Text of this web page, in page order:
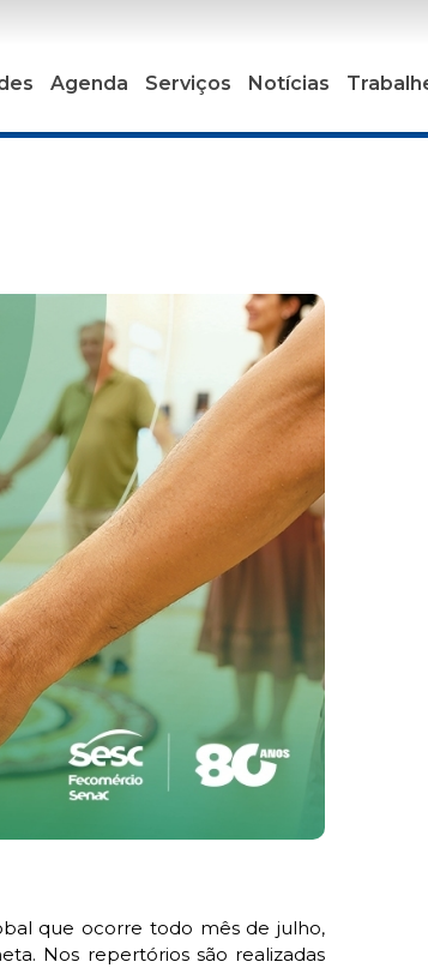
Agenda Serviços Notícias
que ocorre todo mês de julho,
Nos repertórios são realizadas